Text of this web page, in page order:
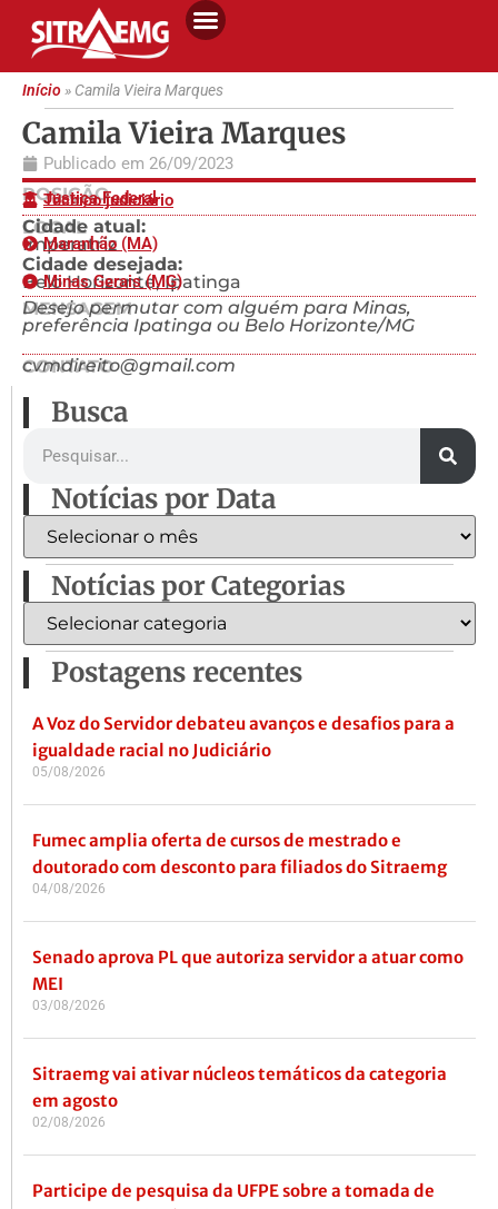
Início» Camila Vieira Marques
Camila Vieira Marques
Publicado em 26/09/2023
POSIÇÃO
Justiça Federal
Técnico judiciário
LOCAL
Cidade atual:
Imperatriz
Maranhão (MA)
Cidade desejada:
Belo Horizonte, Ipatinga
Minas Gerais (MG)
MENSAGEM
Desejo permutar com alguém para Minas,
preferência Ipatinga ou Belo Horizonte/MG
CONTATO
cvmdireito@gmail.com
Busca
Notícias por Data
Notícias por Categorias
Postagens recentes
A Voz do Servidor debateu avanços e desafios para a
igualdade racial no Judiciário
05/08/2026
Fumec amplia oferta de cursos de mestrado e
doutorado com desconto para filiados do Sitraemg
04/08/2026
Senado aprova PL que autoriza servidor a atuar como
MEI
03/08/2026
Sitraemg vai ativar núcleos temáticos da categoria
em agosto
02/08/2026
Participe de pesquisa da UFPE sobre a tomada de